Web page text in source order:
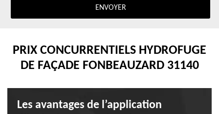
PRIX CONCURRENTIELS HYDROFUGE
DE FAÇADE FONBEAUZARD 31140
Les avantages de l’application